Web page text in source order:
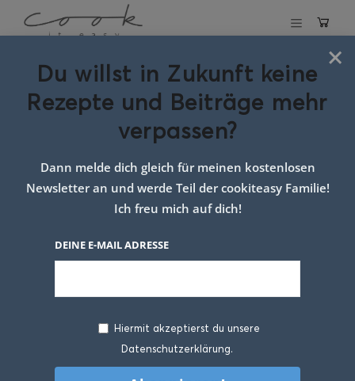
Gebackene Kürbisknödel
13. FEBRUAR 2025
Dieses Rezept fürGebackene Kürbisknödel
mit Krautsalatist eine herrliche Variante –
×
Du willst in Zukunft keine
Rezepte und Beiträge mehr
verpassen?
Dann melde dich gleich für meinen kostenlosen
Newsletter an und werde Teil der cookiteasy Familie!
Ich freu mich auf dich!
DEINE E-MAIL ADRESSE
Hiermit akzeptierst du unsere
Datenschutzerklärung.